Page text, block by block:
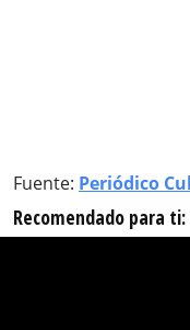
Fuente: Periódico
Recomendado para ti: